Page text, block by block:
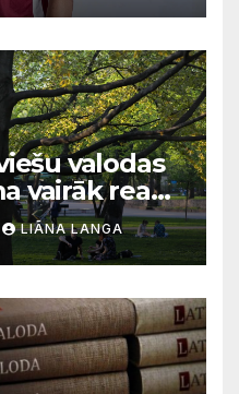
valodas
vairāk reaģē
ilgtermiņa
LIĀNA LANGA